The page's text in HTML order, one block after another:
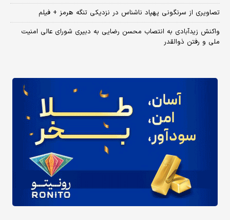
تصاویری از سرنگونی پهپاد ناشناس در نزدیکی تنگه هرمز + فیلم
واکنش زیدآبادی به انتصاب محسن رضایی به دبیری شورای عالی امنیت
ملی و رفتن ذوالقدر